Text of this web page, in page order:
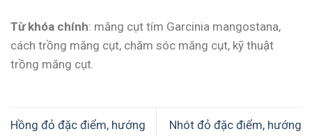
Từ khóa chính: măng cụt tím Garcinia mangostana,
cách trồng măng cụt, chăm sóc măng cụt, kỹ thuật
trồng măng cụt.
Hồng đỏ đặc điểm, hướng Nhót đỏ đặc điểm, hướng